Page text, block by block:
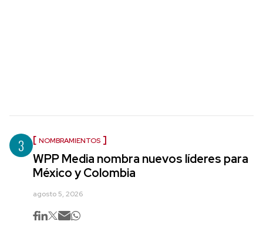
3 NOMBRAMIENTOS
WPP Media nombra nuevos líderes para
México y Colombia
agosto 5, 2026